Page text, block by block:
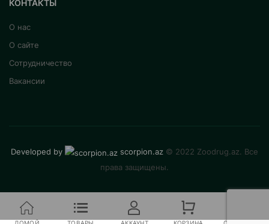
КОНТАКТЫ
О нас
О сайте
Сотрудничество
Вакансии
Developed by scorpion.az © 2022 Zoodrug.az. Все
права защищены.
ДОМОЙ ТОВАРЫ АККАУНТ КОРЗИНА СРАВНЕНИЕ